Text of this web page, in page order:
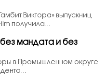
Виктора» выпускниц
получила...
мандата и без
в Промышленном округе